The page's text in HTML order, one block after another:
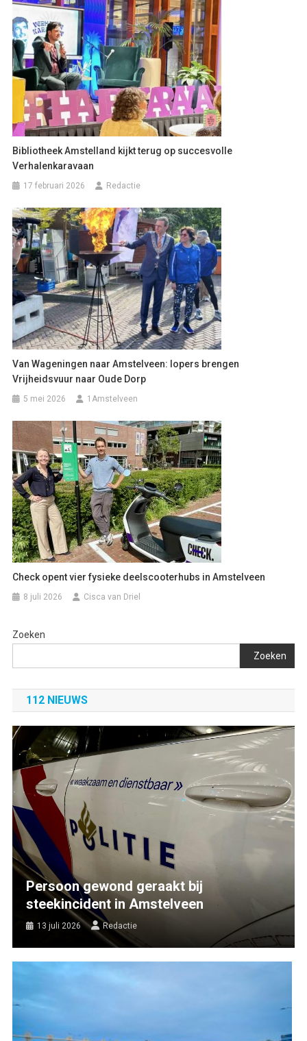
Bibliotheek Amstelland kijkt terug op succesvolle
Verhalenkaravaan
17 februari 2026 Redactie
Van Wageningen naar Amstelveen: lopers brengen
Vrijheidsvuur naar Oude Dorp
5 mei 2026 1Amstelveen
Check opent vier fysieke deelscooterhubs in Amstelveen
8 juli 2026 Cisca van Driel
Zoeken
Zoeken
112 NIEUWS
Persoon gewond geraakt bij
steekincident in Amstelveen
13 juli 2026 Redactie